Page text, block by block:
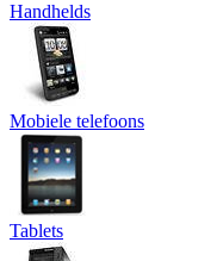
Handhelds
Mobiele telefoons
Tablets